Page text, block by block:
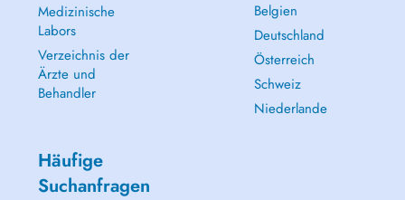
Medizinische
Labors
Verzeichnis der
Ärzte und
Behandler
Belgien
Deutschland
Österreich
Schweiz
Niederlande
Häufige
Suchanfragen